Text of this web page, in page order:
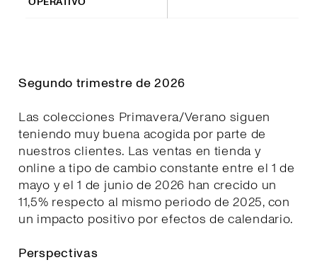
Segundo trimestre de 2026
Las colecciones Primavera/Verano siguen
teniendo muy buena acogida por parte de
nuestros clientes. Las ventas en tienda y
online a tipo de cambio constante entre el 1 de
mayo y el 1 de junio de 2026 han crecido un
11,5% respecto al mismo periodo de 2025, con
un impacto positivo por efectos de calendario.
Perspectivas